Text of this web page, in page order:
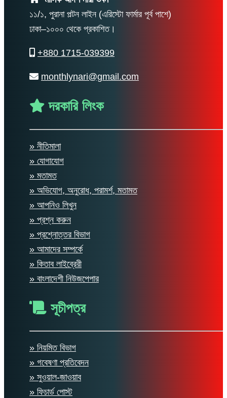
১১/১, পুরানা পল্টন লাইন (এরিস্টো ফার্মার পূর্ব পাশে)
ঢাকা–১০০০ থেকে প্রকাশিত।
+880 1715-039399
monthlynari@gmail.com
দরকারি লিংক
» নীতিমালা
» যোগাযোগ
» মতামত
» অভিযোগ, অনুরোধ, পরামর্শ, মতামত
» আপনিও লিখুন
» প্রশ্ন করুন
» প্রশ্নোত্তর বিভাগ
» আমাদের সম্পর্কে
» কিতাব লাইব্রেরী
» বাংলাদেশী নিউজপেপার
সূচীপত্র
» নিয়মিত বিভাগ
» গবেষণা প্রতিবেদন
» সুওয়াল-জাওয়াব
» ফিচার্ড পোস্ট